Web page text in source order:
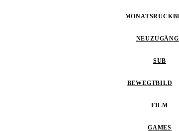
SUB
BEWEGTBILD
FILM
GAMES